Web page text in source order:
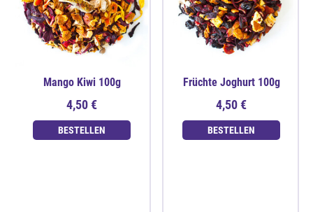
Mango Kiwi 100g
4,50 €
BESTELLEN
Früchte Joghurt 100g
4,50 €
BESTELLEN